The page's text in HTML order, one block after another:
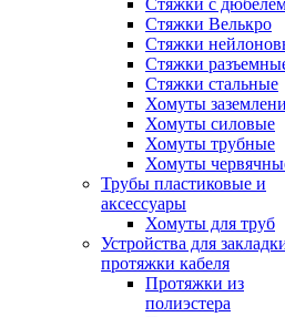
Стяжки c
Стяжки Велькро
Стяжки
Стяжки
Стяжки стальные
Хомуты
Хомуты силовые
Хомуты трубные
Хомуты
Трубы пластиковые и
аксессуары
Хомуты для труб
Устройства для
протяжки кабеля
Протяжки из
полиэстера